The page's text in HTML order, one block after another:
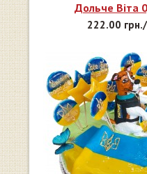
Дольче Віта
222.00